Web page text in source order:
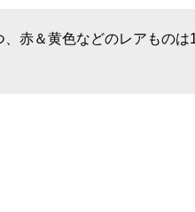
赤＆黄色などのレアもの